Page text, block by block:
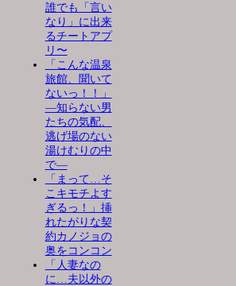
誰でも「言い
なり」に出来
るチートアプ
リ〜
「こんな温泉
旅館、聞いて
ないっ！！」
―知らない男
たちの気配、
逃げ場のない
湯けむりの中
で―
「まって…そ
こキモチよす
ぎるっ！」挿
れたがりな契
約カノジョの
奥をコンコン
「人妻なの
に…夫以外の